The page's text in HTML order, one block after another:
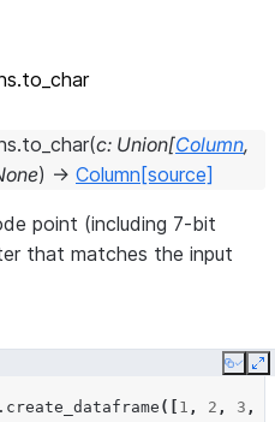
char
to_char(c: Union[Column,
) → Column [source]
point (including 7-bit
that matches the input
Copy
. create_dataframe ([ 1 , 2 , 3 ,